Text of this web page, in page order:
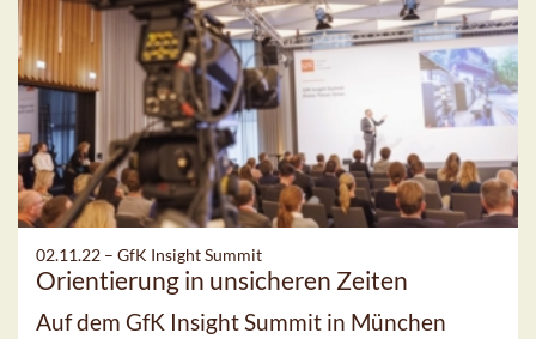
02.11.22 – GfK Insight Summit
Orientierung in unsicheren Zeiten
Auf dem GfK Insight Summit in München